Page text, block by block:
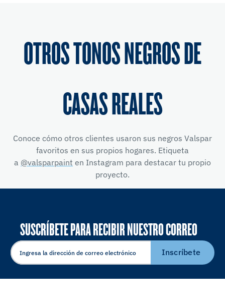
OTROS TONOS NEGROS DE
CASAS REALES
Conoce cómo otros clientes usaron sus negros Valspar
favoritos en sus propios hogares. Etiqueta
a @valsparpaint en Instagram para destacar tu propio
proyecto.
SUSCRÍBETE PARA RECIBIR NUESTRO CORREO
ELECTRÓNICO
Inscríbete